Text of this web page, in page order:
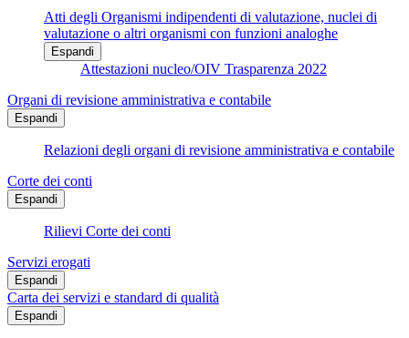
Atti degli Organismi indipendenti di valutazione, nuclei di
valutazione o altri organismi con funzioni analoghe
Espandi
Attestazioni nucleo/OIV Trasparenza 2022
Organi di revisione amministrativa e contabile
Espandi
Relazioni degli organi di revisione amministrativa e contabile
Corte dei conti
Espandi
Rilievi Corte dei conti
Servizi erogati
Espandi
Carta dei servizi e standard di qualità
Espandi